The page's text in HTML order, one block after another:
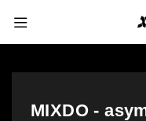
MIXDO -